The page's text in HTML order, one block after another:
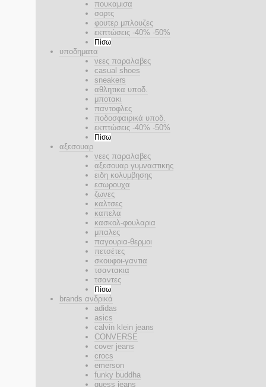
πουκαμισα
σορτς
φουτερ μπλουζες
εκπτώσεις -40% -50%
Πίσω
υποδηματα
νεες παραλαβες
casual shoes
sneakers
αθλητικα υποδ.
μποτακι
παντοφλες
ποδοσφαιρικά υποδ.
εκπτώσεις -40% -50%
Πίσω
αξεσουαρ
νεες παραλαβες
αξεσουαρ γυμναστικης
ειδη κολυμβησης
εσωρουχα
ζωνες
καλτσες
καπελα
κασκολ-φουλαρια
μπαλες
παγουρια-θερμοι
πετσέτες
σκουφοι-γαντια
τσαντακια
τσαντες
Πίσω
brands ανδρικά
adidas
asics
calvin klein jeans
CONVERSE
cover jeans
crocs
emerson
funky buddha
guess jeans